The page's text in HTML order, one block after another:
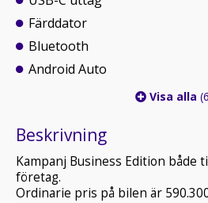
Färddator
Bluetooth
Android Auto
Visa alla
Beskrivning
Kampanj Business Edition både
företag.
Ordinarie pris på bilen är